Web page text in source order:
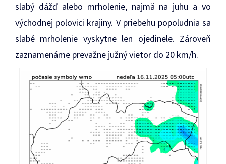
slabý dážď alebo mrholenie, najmä na juhu a vo
východnej polovici krajiny. V priebehu popoludnia sa
slabé mrholenie vyskytne len ojedinele. Zároveň
zaznamenáme prevažne južný vietor do 20 km/h.